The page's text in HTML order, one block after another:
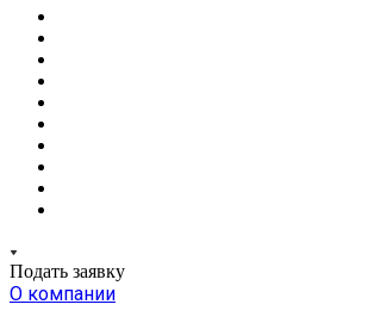
Подать заявку
О компании